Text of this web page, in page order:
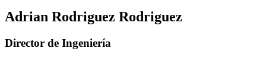
Adrian Rodriguez Rodriguez
Director de Ingeniería